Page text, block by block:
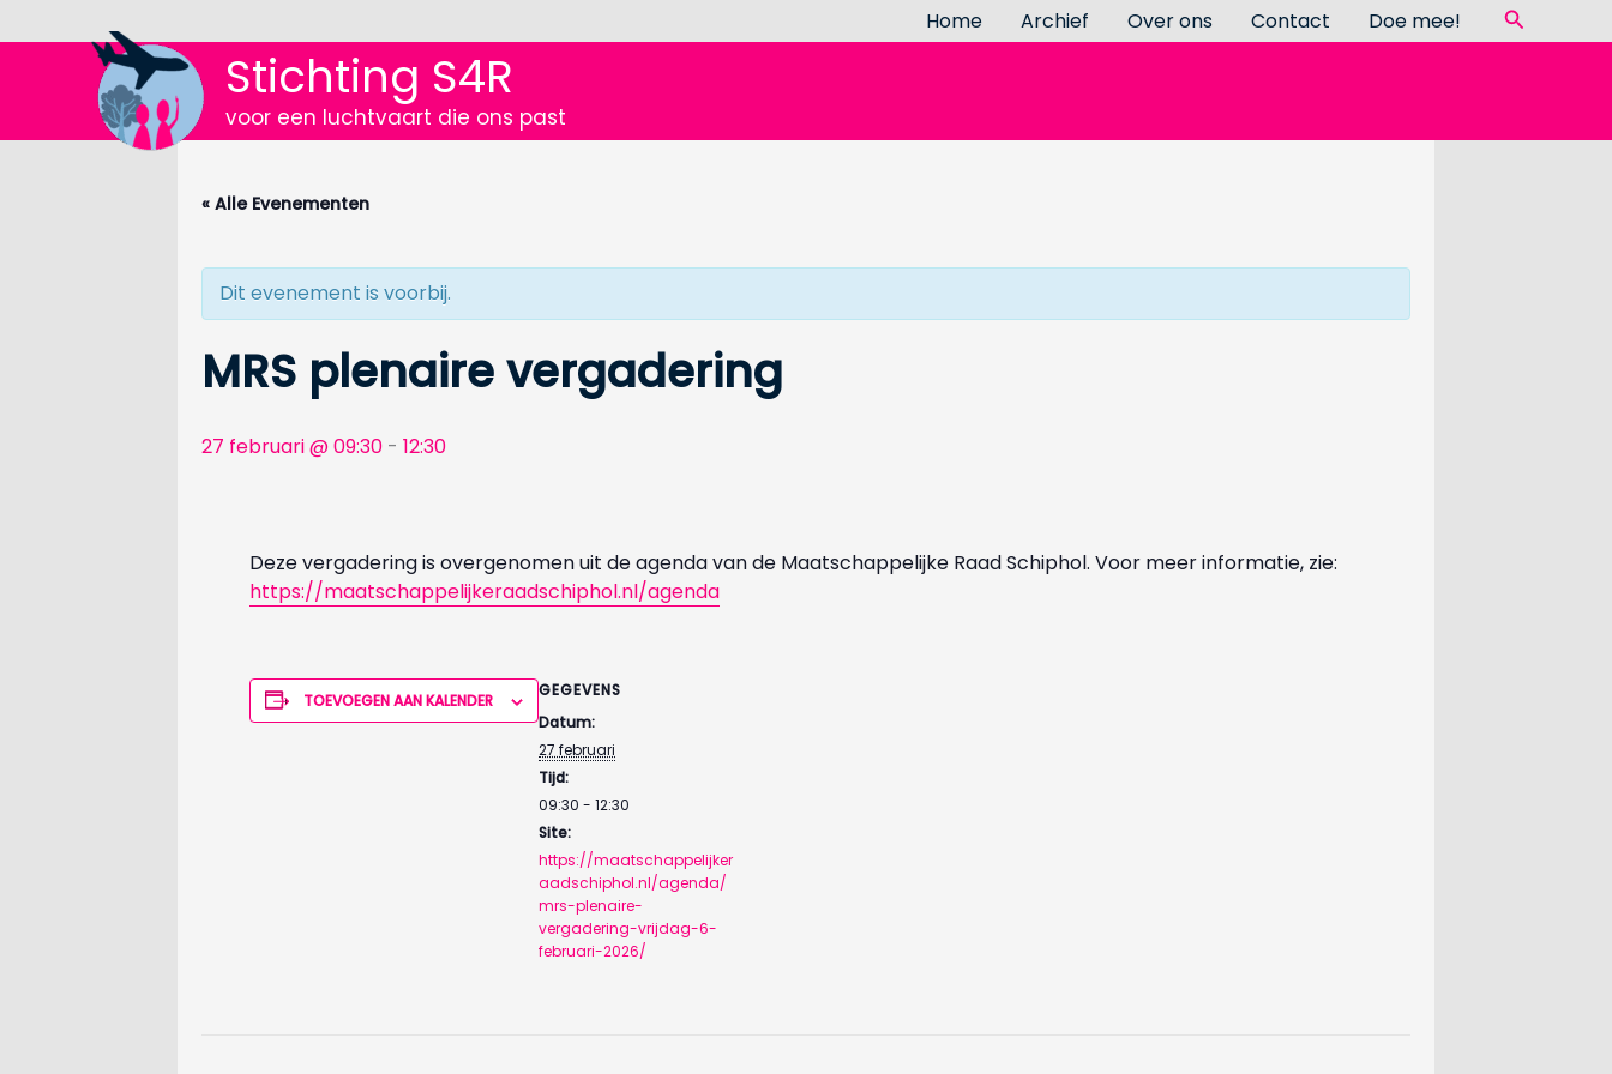
naar
Home Archief Over ons Contact Doe mee! Zoeken
Stichting S4R
voor een luchtvaart die ons past
« Alle Evenementen
Dit evenement is voorbij.
MRS plenaire vergadering
27 februari @ 09:30 - 12:30
Deze vergadering is overgenomen uit de agenda van de Maatschappelijke Raad Schiphol. Voor meer informatie, zie:
https://maatschappelijkeraadschiphol.nl/agenda
TOEVOEGEN AAN KALENDER
GEGEVENS
Datum:
27 februari
Tijd:
09:30 - 12:30
Site:
https://maatschappelijker
aadschiphol.nl/agenda/
mrs-plenaire-
vergadering-vrijdag-6-
februari-2026/